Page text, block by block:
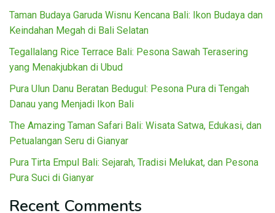
Taman Budaya Garuda Wisnu Kencana Bali: Ikon Budaya dan
Keindahan Megah di Bali Selatan
Tegallalang Rice Terrace Bali: Pesona Sawah Terasering
yang Menakjubkan di Ubud
Pura Ulun Danu Beratan Bedugul: Pesona Pura di Tengah
Danau yang Menjadi Ikon Bali
The Amazing Taman Safari Bali: Wisata Satwa, Edukasi, dan
Petualangan Seru di Gianyar
Pura Tirta Empul Bali: Sejarah, Tradisi Melukat, dan Pesona
Pura Suci di Gianyar
Recent Comments